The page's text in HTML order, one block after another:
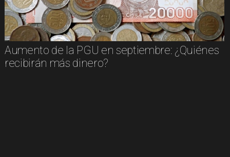
Aumento de la PGU en septiembre: ¿Quiénes
recibirán más dinero?